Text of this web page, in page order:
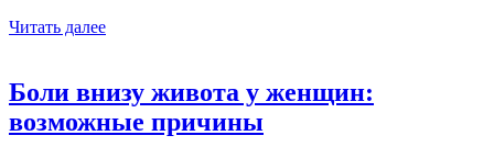
Читать далее
Боли внизу живота у женщин:
возможные причины